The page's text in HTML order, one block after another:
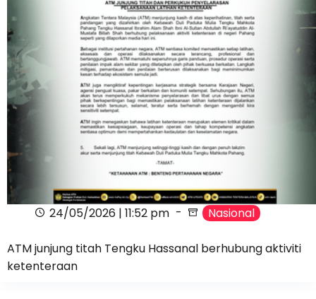
24/05/2026 | 11:52 pm Nasional
ATM junjung titah Tengku Hassanal berhubung aktiviti
ketenteraan